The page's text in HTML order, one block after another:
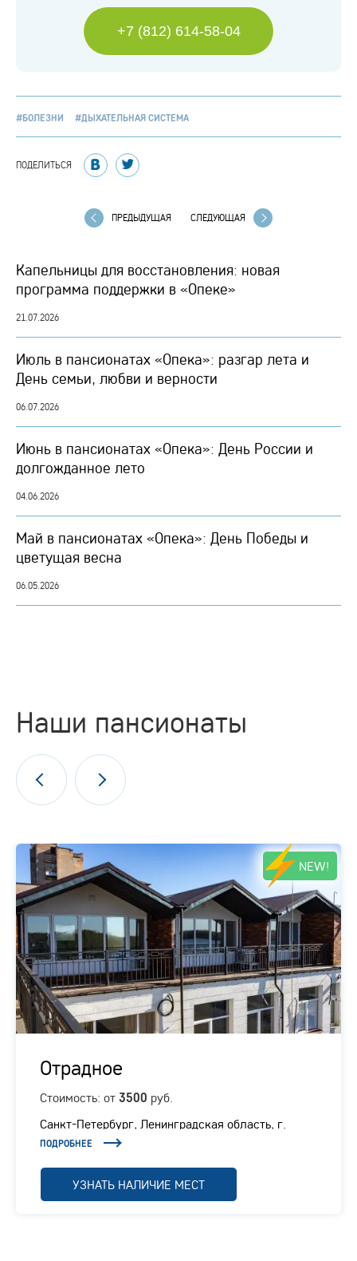
+7 (812) 614-58-04
#БОЛЕЗНИ #ДЫХАТЕЛЬНАЯ СИСТЕМА
ПОДЕЛИТЬСЯ
ПРЕДЫДУЩАЯ СЛЕДУЮЩАЯ
Капельницы для восстановления: новая
программа поддержки в «Опеке»
21.07.2026
Июль в пансионатах «Опека»: разгар лета и
День семьи, любви и верности
06.07.2026
Июнь в пансионатах «Опека»: День России и
долгожданное лето
04.06.2026
Май в пансионатах «Опека»: День Победы и
цветущая весна
06.05.2026
Наши пансионаты
NEW!
Отрадное
Стоимость: от 3500 руб.
Санкт-Петербург, Ленинградская область, г.
Отрадное, Ленинградское шоссе, 1/1
ПОДРОБНЕЕ
УЗНАТЬ НАЛИЧИЕ МЕСТ